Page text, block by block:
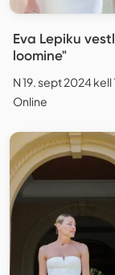
Eva Lepiku
loomine"
N 19. sept 2024 kell
Online